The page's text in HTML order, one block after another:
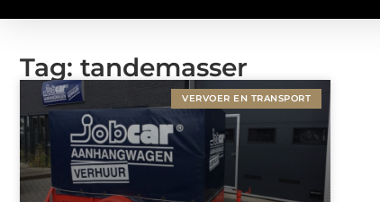
Tag: tandemasser
VERVOER EN TRANSPORT